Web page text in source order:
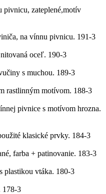
pivnicu, zateplené,motív
na vínnu pivnicu. 191-3
oceľ. 190-3
s muchou. 189-3
rastlinným motívom. 188-3
pivnice s motívom hrozna.
klasické prvky. 184-3
farba + patinovanie. 183-3
plastikou vtáka. 180-3
178-3